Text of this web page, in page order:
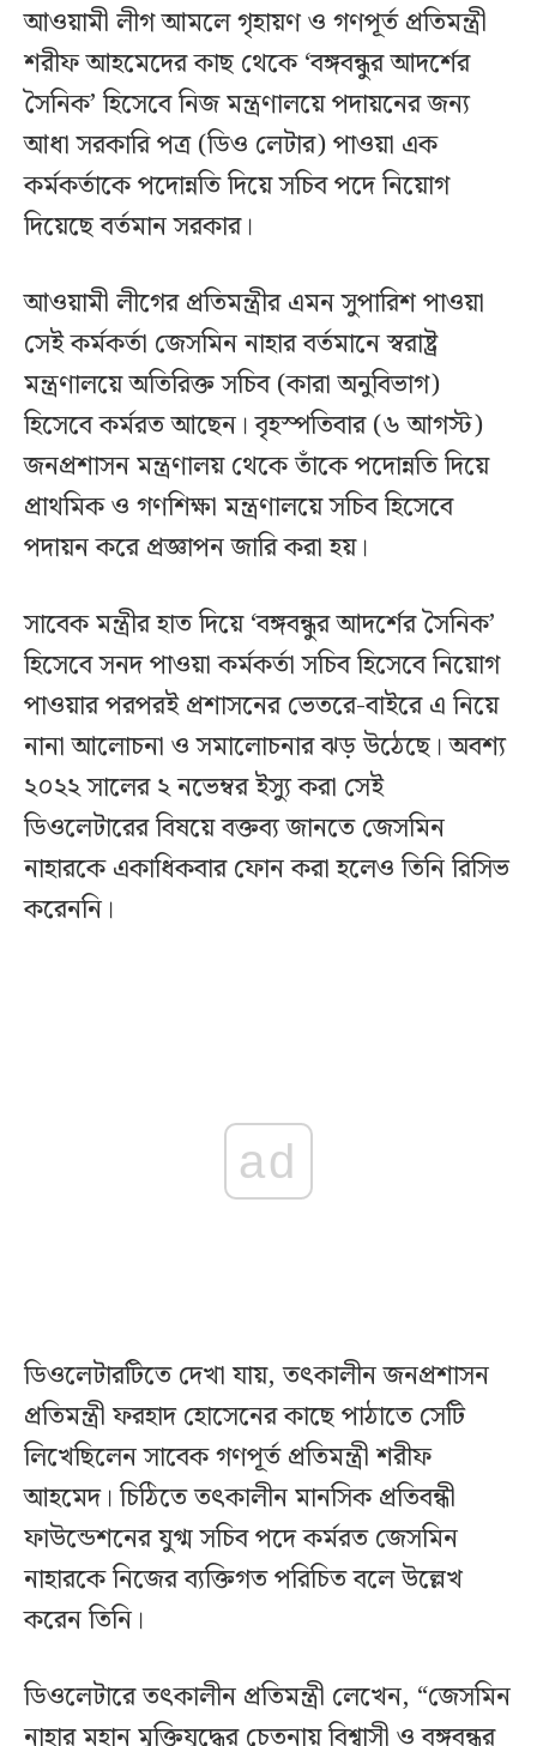
আওয়ামী লীগ আমলে গৃহায়ণ ও গণপূর্ত প্রতিমন্ত্রী
শরীফ আহমেদের কাছ থেকে ‘বঙ্গবন্ধুর আদর্শের
সৈনিক’ হিসেবে নিজ মন্ত্রণালয়ে পদায়নের জন্য
আধা সরকারি পত্র (ডিও লেটার) পাওয়া এক
কর্মকর্তাকে পদোন্নতি দিয়ে সচিব পদে নিয়োগ
দিয়েছে বর্তমান সরকার।
আওয়ামী লীগের প্রতিমন্ত্রীর এমন সুপারিশ পাওয়া
সেই কর্মকর্তা জেসমিন নাহার বর্তমানে স্বরাষ্ট্র
মন্ত্রণালয়ে অতিরিক্ত সচিব (কারা অনুবিভাগ)
হিসেবে কর্মরত আছেন। বৃহস্পতিবার (৬ আগস্ট)
জনপ্রশাসন মন্ত্রণালয় থেকে তাঁকে পদোন্নতি দিয়ে
প্রাথমিক ও গণশিক্ষা মন্ত্রণালয়ে সচিব হিসেবে
পদায়ন করে প্রজ্ঞাপন জারি করা হয়।
সাবেক মন্ত্রীর হাত দিয়ে ‘বঙ্গবন্ধুর আদর্শের সৈনিক’
হিসেবে সনদ পাওয়া কর্মকর্তা সচিব হিসেবে নিয়োগ
পাওয়ার পরপরই প্রশাসনের ভেতরে-বাইরে এ নিয়ে
নানা আলোচনা ও সমালোচনার ঝড় উঠেছে। অবশ্য
২০২২ সালের ২ নভেম্বর ইস্যু করা সেই
ডিওলেটারের বিষয়ে বক্তব্য জানতে জেসমিন
নাহারকে একাধিকবার ফোন করা হলেও তিনি রিসিভ
করেননি।
ad
ডিওলেটারটিতে দেখা যায়, তৎকালীন জনপ্রশাসন
প্রতিমন্ত্রী ফরহাদ হোসেনের কাছে পাঠাতে সেটি
লিখেছিলেন সাবেক গণপূর্ত প্রতিমন্ত্রী শরীফ
আহমেদ। চিঠিতে তৎকালীন মানসিক প্রতিবন্ধী
ফাউন্ডেশনের যুগ্ম সচিব পদে কর্মরত জেসমিন
নাহারকে নিজের ব্যক্তিগত পরিচিত বলে উল্লেখ
করেন তিনি।
ডিওলেটারে তৎকালীন প্রতিমন্ত্রী লেখেন, “জেসমিন